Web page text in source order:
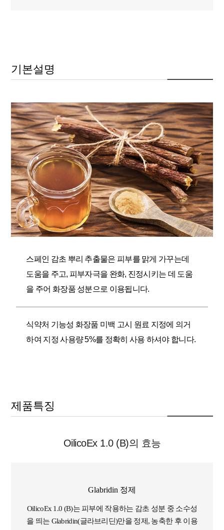
기본설명
스페인 감초 뿌리 추출물은 피부를 맑게 가꾸는데
도움을 주고, 피부자극을 완화, 진정시키는 데 도움
을 주어 화장품 성분으로 이용됩니다.
식약처 기능성 화장품 미백 고시 원료 지정에 의거
하여 지정 사용량 5%를 정확히 사용 하셔야 합니다.
제품특징
OilicoEx 1.0 (B)의 효능
Glabridin 정제
OilicoEx 1.0 (B)는 피부에 작용하는 감초 성분 중 소수성
을 띄는 Glabridin(글라브리딘)만을 정제, 농축한 후 이용